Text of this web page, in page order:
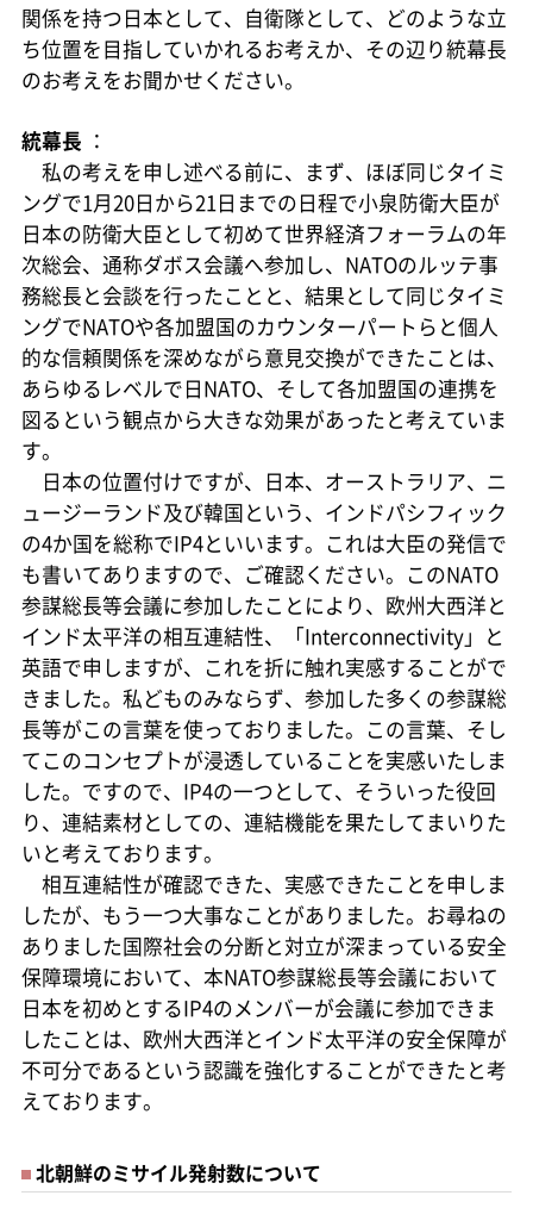
関係を持つ日本として、自衛隊として、どのような立
ち位置を目指していかれるお考えか、その辺り統幕長
のお考えをお聞かせください。
統幕長 ：
私の考えを申し述べる前に、まず、ほぼ同じタイミ
ングで1月20日から21日までの日程で小泉防衛大臣が
日本の防衛大臣として初めて世界経済フォーラムの年
次総会、通称ダボス会議へ参加し、NATOのルッテ事
務総長と会談を行ったことと、結果として同じタイミ
ングでNATOや各加盟国のカウンターパートらと個人
的な信頼関係を深めながら意見交換ができたことは、
あらゆるレベルで日NATO、そして各加盟国の連携を
図るという観点から大きな効果があったと考えていま
す。
日本の位置付けですが、日本、オーストラリア、ニ
ュージーランド及び韓国という、インドパシフィック
の4か国を総称でIP4といいます。これは大臣の発信で
も書いてありますので、ご確認ください。このNATO
参謀総長等会議に参加したことにより、欧州大西洋と
インド太平洋の相互連結性、「Interconnectivity」と
英語で申しますが、これを折に触れ実感することがで
きました。私どものみならず、参加した多くの参謀総
長等がこの言葉を使っておりました。この言葉、そし
てこのコンセプトが浸透していることを実感いたしま
した。ですので、IP4の一つとして、そういった役回
り、連結素材としての、連結機能を果たしてまいりた
いと考えております。
相互連結性が確認できた、実感できたことを申しま
したが、もう一つ大事なことがありました。お尋ねの
ありました国際社会の分断と対立が深まっている安全
保障環境において、本NATO参謀総長等会議において
日本を初めとするIP4のメンバーが会議に参加できま
したことは、欧州大西洋とインド太平洋の安全保障が
不可分であるという認識を強化することができたと考
えております。
北朝鮮のミサイル発射数について